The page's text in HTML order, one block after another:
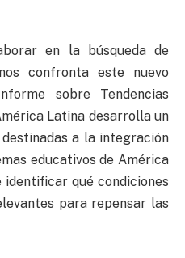
en la búsqueda de
confronta este nuevo
sobre Tendencias
Latina desarrolla un
a la integración
educativos de América
qué condiciones
para repensar las